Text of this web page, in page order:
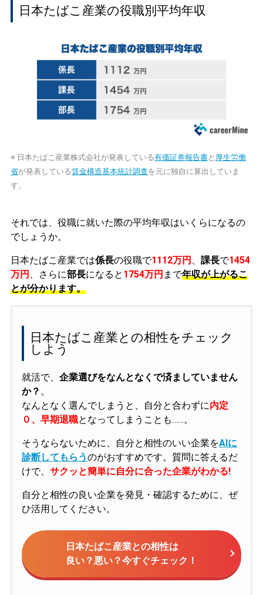
日本たばこ産業の役職別平均年収
※ 日本たばこ産業株式会社が発表している有価証券報告書と 厚生労働
省が発表している賃金構造基本統計調査を元に独自に算出していま
す。
それでは、役職に就いた際の平均年収はいくらになるの
でしょうか。
日本たばこ産業では係長の役職で1112万円 課長で1454
万円
、さらに部長になると 1754万円 まで年収が上がるこ
とが分かります。
日本たばこ産業との相性をチェック
しよう
就活で、 企業選びをなんとなくで済ましていません
か？ 。
なんとなく選んでしまうと、自分と合わずに内定
０、早期退職となってしまうことも……。
そうならないために、自分と相性のいい企業をAIに
診断してもらうのがおすすめです。質問に答えるだ
けで、 サクッと簡単に自分に合った企業がわかる!
自分と相性の良い企業を発見・確認するために、ぜ
ひ活用してください。
日本たばこ産業との相性は
良い？悪い？今すぐチェック！